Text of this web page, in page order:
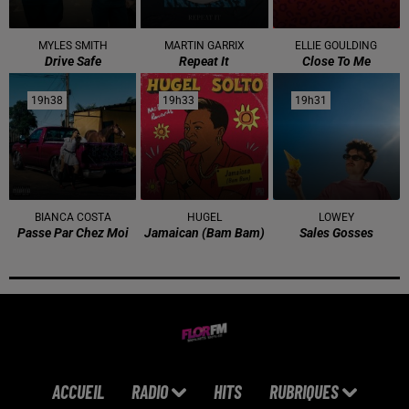
MYLES SMITH
Drive Safe
MARTIN GARRIX
Repeat It
ELLIE GOULDING
Close To Me
19h38
19h38
BIANCA COSTA
Passe Par Chez Moi
19h33
19h33
HUGEL
Jamaican (bam Bam)
19h31
19h31
LOWEY
Sales Gosses
ACCUEIL RADIO HITS RUBRIQUES